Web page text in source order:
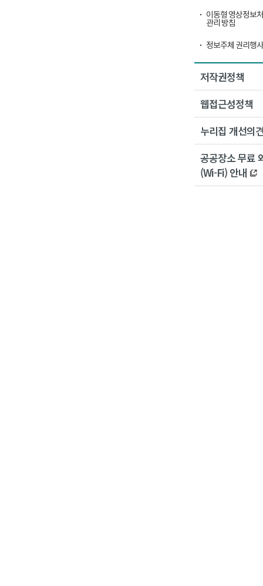
이동형 영상정보
관리 방침
정보주체 권리행
저작권정책
웹접근성정책
누리집 개선의
공공장소 무료
(Wi-Fi) 안내